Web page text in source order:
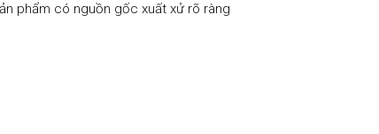
phẩm có nguồn gốc xuất xử rõ ràng